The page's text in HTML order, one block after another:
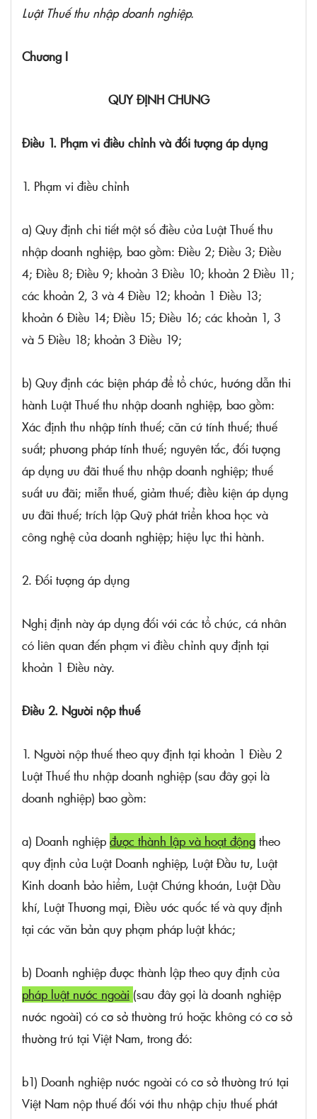
Luật Thuế thu nhập doanh nghiệp.
Chương I
QUY ĐỊNH CHUNG
Điều 1. Phạm vi điều chỉnh và đối tượng áp dụng
1. Phạm vi điều chỉnh
a) Quy định chi tiết một số điều của Luật Thuế thu
nhập doanh nghiệp, bao gồm: Điều 2; Điều 3; Điều
4; Điều 8; Điều 9; khoản 3 Điều 10; khoản 2 Điều 11;
các khoản 2, 3 và 4 Điều 12; khoản 1 Điều 13;
khoản 6 Điều 14; Điều 15; Điều 16; các khoản 1, 3
và 5 Điều 18; khoản 3 Điều 19;
b) Quy định các biện pháp để tổ chức, hướng dẫn thi
hành Luật Thuế thu nhập doanh nghiệp, bao gồm:
Xác định thu nhập tính thuế; căn cứ tính thuế; thuế
suất; phương pháp tính thuế; nguyên tắc, đối tượng
áp dụng ưu đãi thuế thu nhập doanh nghiệp; thuế
suất ưu đãi; miễn thuế, giảm thuế; điều kiện áp dụng
ưu đãi thuế; trích lập Quỹ phát triển khoa học và
công nghệ của doanh nghiệp; hiệu lực thi hành.
2. Đối tượng áp dụng
Nghị định này áp dụng đối với các tổ chức, cá nhân
có liên quan đến phạm vi điều chỉnh quy định tại
khoản 1 Điều này.
Điều 2. Người nộp thuế
1. Người nộp thuế theo quy định tại khoản 1 Điều 2
Luật Thuế thu nhập doanh nghiệp (sau đây gọi là
doanh nghiệp) bao gồm:
a) Doanh nghiệp được thành lập và hoạt động theo
quy định của Luật Doanh nghiệp, Luật Đầu tư, Luật
Kinh doanh bảo hiểm, Luật Chứng khoán, Luật Dầu
khí, Luật Thương mại, Điều ước quốc tế và quy định
tại các văn bản quy phạm pháp luật khác;
b) Doanh nghiệp được thành lập theo quy định của
pháp luật nước ngoài (sau đây gọi là doanh nghiệp
nước ngoài) có cơ sở thường trú hoặc không có cơ sở
thường trú tại Việt Nam, trong đó:
b1) Doanh nghiệp nước ngoài có cơ sở thường trú tại
Việt Nam nộp thuế đối với thu nhập chịu thuế phát